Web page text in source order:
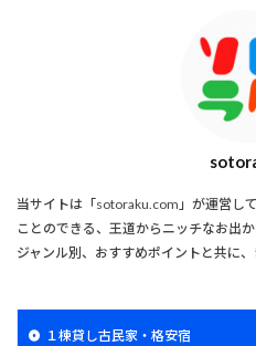
当サイトは「sotoraku.com」が運営し
ことのできる、王道からニッチなお出
ジャンル別、おすすめポイントと共に
１棟貸し古民家・格安宿